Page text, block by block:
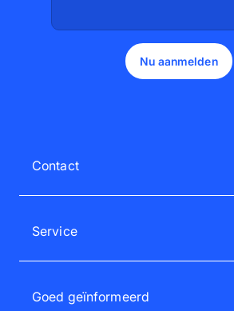
Nu aanmelden
Contact
Neem contact op met onze
020 22 55 122
service@pixum.com
Service
Service & FAQ
Pixum Nieuwsbrief
Goed geïnformeerd